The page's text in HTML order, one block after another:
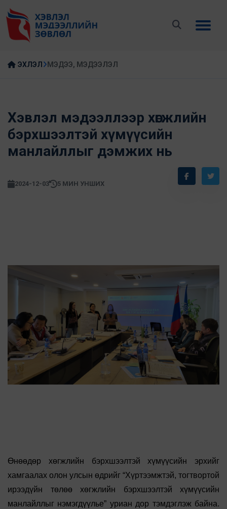
ЭХЛЭЛ МЭДЭЭ, МЭДЭЭЛЭЛ
Хэвлэл мэдээллээр хөгжлийн
бэрхшээлтэй хүмүүсийн
манлайллыг дэмжих нь
2024-12-03 5 МИН УНШИХ
Өнөөдөр хөгжлийн бэрхшээлтэй хүмүүсийн эрхийг
хамгаалах олон улсын өдрийг “Хүртээмжтэй, тогтвортой
ирээдүйн төлөө хөгжлийн бэрхшээлтэй хүмүүсийн
манлайллыг нэмэгдүүлье” уриан дор тэмдэглэж байна.